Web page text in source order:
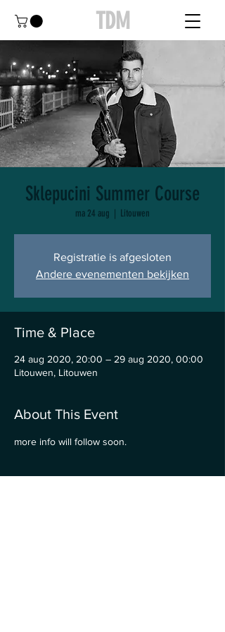
TDM
Sklepucini Summer Course
ma 24 aug Litouwen
Registratie is afgesloten
Andere evenementen bekijken
Time & Place
24 aug 2020, 20:00 – 29 aug 2020, 00:00
Litouwen, Litouwen
About This Event
more info will follow soon.